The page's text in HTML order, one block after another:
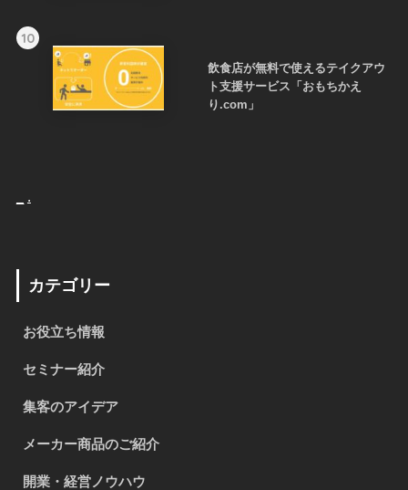
10
飲食店が無料で使えるテイクアウ
ト支援サービス「おもちかえ
り.com」
.
カテゴリー
お役立ち情報
セミナー紹介
集客のアイデア
メーカー商品のご紹介
開業・経営ノウハウ